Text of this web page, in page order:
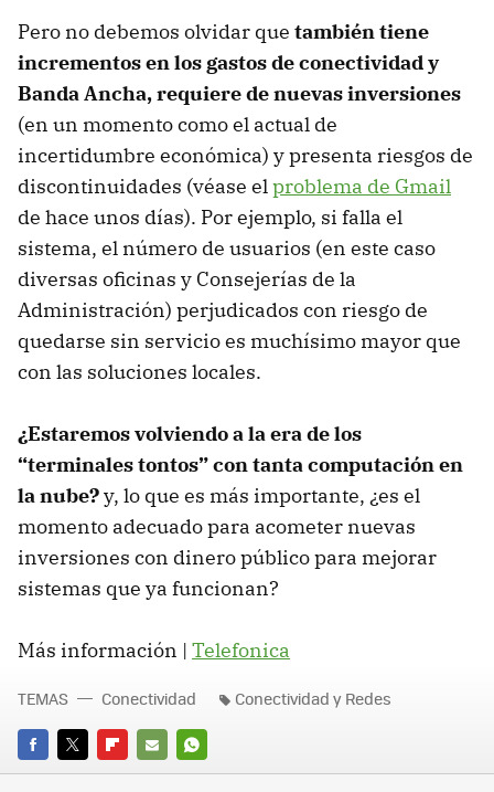
Pero no debemos olvidar que también tiene
incrementos en los gastos de conectividad y
Banda Ancha, requiere de nuevas inversiones
(en un momento como el actual de
incertidumbre económica) y presenta riesgos de
discontinuidades (véase elproblema de Gmail
de hace unos días). Por ejemplo, si falla el
sistema, el número de usuarios (en este caso
diversas oficinas y Consejerías de la
Administración) perjudicados con riesgo de
quedarse sin servicio es muchísimo mayor que
con las soluciones locales.
¿Estaremos volviendo a la era de los
“terminales tontos” con tanta computación en
la nube?y, lo que es más importante, ¿es el
momento adecuado para acometer nuevas
inversiones con dinero público para mejorar
sistemas que ya funcionan?
Más información | Telefonica
FACEBOOK
TWITTERFLIPBOARD
E-
WHATSAPP
TEMAS Conectividad Conectividad y Redes